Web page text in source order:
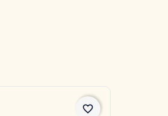
favorite_border